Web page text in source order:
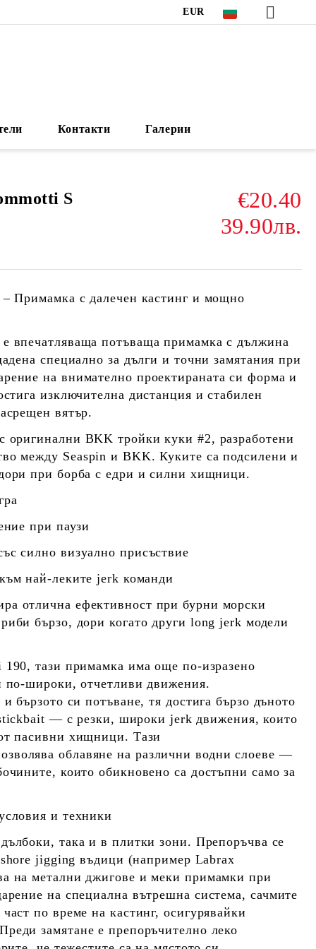
EUR
Контакти Галерии
S
€20.40
39.90лв.
Примамка с далечен кастинг и мощно
е впечатляваща потъваща примамка с дължина
специално за дълги и точни замятания при
на внимателно проектираната си форма и
изключителна дистанция и стабилен
вятър.
оригинални BKK тройки куки #2, разработени
между Seaspin и BKK. Куките са подсилени и
при борба с едри и силни хищници.
при паузи
силно визуално присъствие
най-леките jerk команди
отлична ефективност при бурни морски
бързо, дори когато други long jerk модели
тази примамка има още по-изразено
по-широки, отчетливи движения.
и бързото си потъване, тя достига бързо дъното
— с резки, широки jerk движения, които
пасивни хищници. Тази
облавяне на различни водни слоеве —
които обикновено са достъпни само за
и техники
дълбоки, така и в плитки зони. Препоръчва се
shore jigging въдици (например Labrax
на метални джигове и меки примамки при
на специална вътрешна система, сачмите
по време на кастинг, осигурявайки
замятане е препоръчително леко